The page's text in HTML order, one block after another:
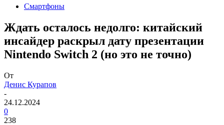
Смартфоны
Ждать осталось недолго: китайский
инсайдер раскрыл дату презентации
Nintendo Switch 2 (но это не точно)
От
Денис Курапов
-
24.12.2024
0
238